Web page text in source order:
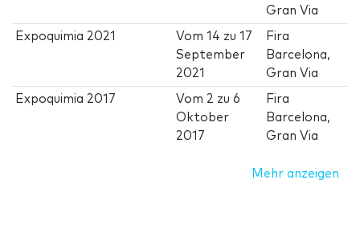
Gran Via
Expoquimia 2021 Vom14 zu17
September
2021
Fira
Barcelona,
Gran Via
Expoquimia 2017 Vom 2 zu6
Oktober
2017
Fira
Barcelona,
Gran Via
Mehr anzeigen